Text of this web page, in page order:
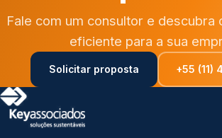
Fale com um consultor e descubra
eficiente para a sua
Solicitar proposta +55 (11)